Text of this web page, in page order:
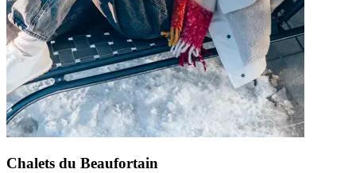
Chalets du Beaufortain